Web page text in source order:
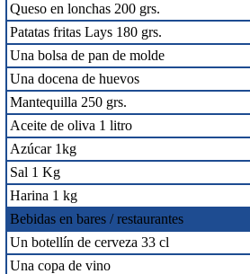
Queso en lonchas 200 grs.
Patatas fritas Lays 180 grs.
Una bolsa de pan de molde
Una docena de huevos
Mantequilla 250 grs.
Aceite de oliva 1 litro
Azúcar 1kg
Sal 1 Kg
Harina 1 kg
Bebidas en bares / restaurantes
Un botellín de cerveza 33 cl
Una copa de vino